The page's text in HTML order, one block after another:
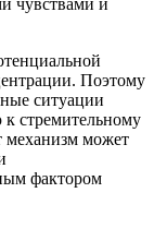
чувствами и
Поэтому
ситуации
стремительному
механизм может
фактором